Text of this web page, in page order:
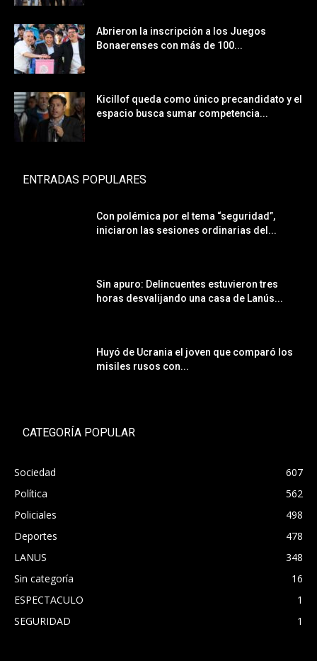
Abrieron la inscripción a los Juegos
Bonaerenses con más de 100...
Kicillof queda como único precandidato y el
espacio busca sumar competencia...
ENTRADAS POPULARES
Con polémica por el tema “seguridad”,
iniciaron las sesiones ordinarias del...
Sin apuro: Delincuentes estuvieron tres
horas desvalijando una casa de Lanús...
Huyó de Ucrania el joven que comparó los
misiles rusos con...
CATEGORÍA POPULAR
Sociedad
607
Política
562
Policiales
498
Deportes
478
LANUS
348
Sin categoría
16
ESPECTACULO
1
SEGURIDAD
1